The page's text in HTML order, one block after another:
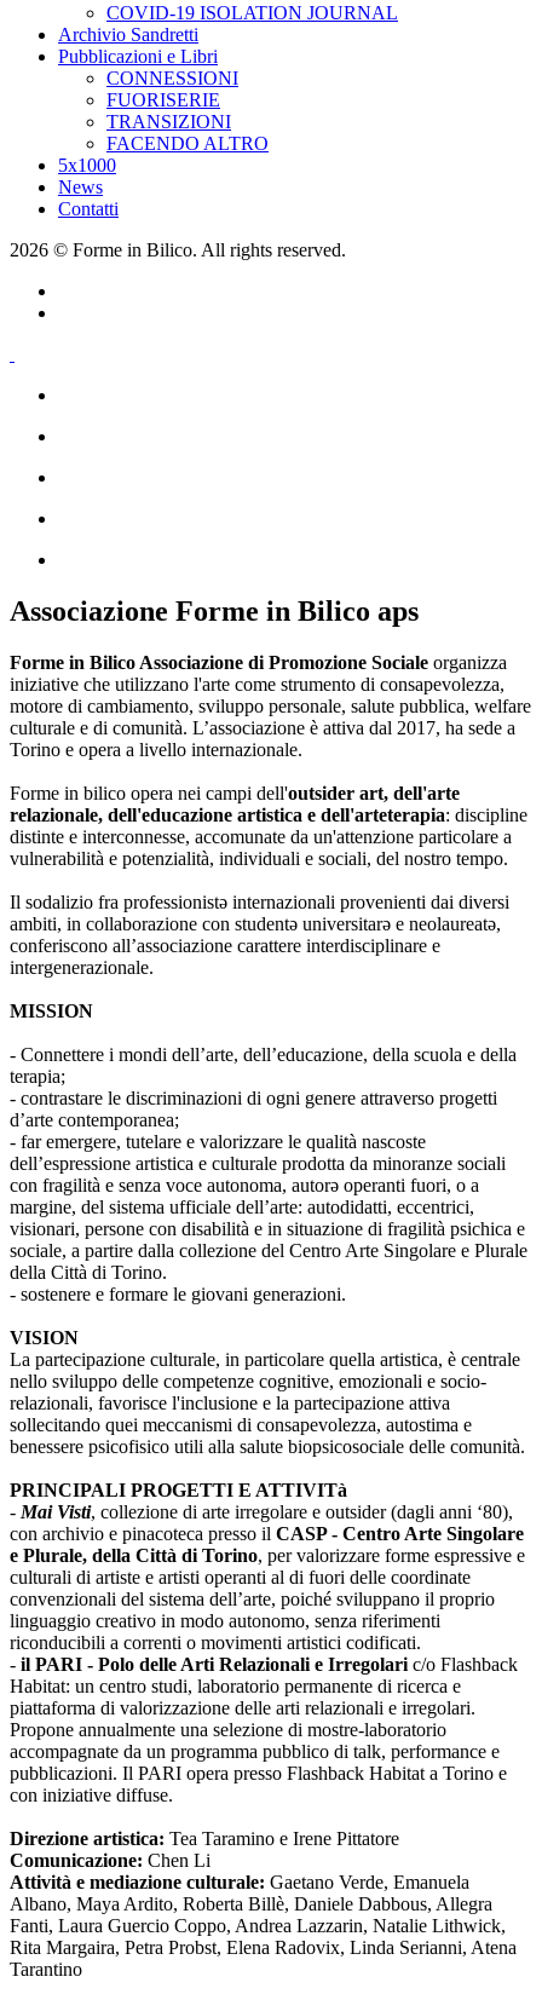
COVID-19 ISOLATION JOURNAL
Archivio Sandretti
Pubblicazioni e Libri
CONNESSIONI
FUORISERIE
TRANSIZIONI
FACENDO ALTRO
5x1000
News
Contatti
2026 © Forme in Bilico. All rights reserved.
Associazione Forme in Bilico aps
Forme in Bilico Associazione di Promozione Sociale organizza
iniziative che utilizzano l'arte come strumento di consapevolezza,
motore di cambiamento, sviluppo personale, salute pubblica, welfare
culturale e di comunità. L’associazione è attiva dal 2017, ha sede a
Torino e opera a livello internazionale.
Forme in bilico opera nei campi dell'outsider art, dell'arte
relazionale, dell'educazione artistica e dell'arteterapia: discipline
distinte e interconnesse, accomunate da un'attenzione particolare a
vulnerabilità e potenzialità, individuali e sociali, del nostro tempo.
Il sodalizio fra professionistə internazionali provenienti dai diversi
ambiti, in collaborazione con studentə universitarə e neolaureatə,
conferiscono all’associazione carattere interdisciplinare e
intergenerazionale.
MISSION
- Connettere i mondi dell’arte, dell’educazione, della scuola e della
terapia;
- contrastare le discriminazioni di ogni genere attraverso progetti
d’arte contemporanea;
- far emergere, tutelare e valorizzare le qualità nascoste
dell’espressione artistica e culturale prodotta da minoranze sociali
con fragilità e senza voce autonoma, autorə operanti fuori, o a
margine, del sistema ufficiale dell’arte: autodidatti, eccentrici,
visionari, persone con disabilità e in situazione di fragilità psichica e
sociale, a partire dalla collezione del Centro Arte Singolare e Plurale
della Città di Torino.
- sostenere e formare le giovani generazioni.
VISION
La partecipazione culturale, in particolare quella artistica, è centrale
nello sviluppo delle competenze cognitive, emozionali e socio-
relazionali, favorisce l'inclusione e la partecipazione attiva
sollecitando quei meccanismi di consapevolezza, autostima e
benessere psicofisico utili alla salute biopsicosociale delle comunità.
PRINCIPALI PROGETTI E ATTIVITà
- Mai Visti, collezione di arte irregolare e outsider (dagli anni ‘80),
con archivio e pinacoteca presso il CASP - Centro Arte Singolare
e Plurale, della Città di Torino, per valorizzare forme espressive e
culturali di artiste e artisti operanti al di fuori delle coordinate
convenzionali del sistema dell’arte, poiché sviluppano il proprio
linguaggio creativo in modo autonomo, senza riferimenti
riconducibili a correnti o movimenti artistici codificati.
- il PARI - Polo delle Arti Relazionali e Irregolari c/o Flashback
Habitat: un centro studi, laboratorio permanente di ricerca e
piattaforma di valorizzazione delle arti relazionali e irregolari.
Propone annualmente una selezione di mostre-laboratorio
accompagnate da un programma pubblico di talk, performance e
pubblicazioni. Il PARI opera presso Flashback Habitat a Torino e
con iniziative diffuse.
Direzione artistica: Tea Taramino e Irene Pittatore
Comunicazione: Chen Li
Attività e mediazione culturale: Gaetano Verde, Emanuela
Albano, Maya Ardito, Roberta Billè, Daniele Dabbous, Allegra
Fanti, Laura Guercio Coppo, Andrea Lazzarin, Natalie Lithwick,
Rita Margaira, Petra Probst, Elena Radovix, Linda Serianni, Atena
Tarantino